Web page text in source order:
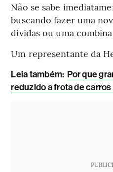
Não se sabe
buscando fazer uma
dívidas ou uma
Um representante da
Leia também: Por que
reduzido a frota de